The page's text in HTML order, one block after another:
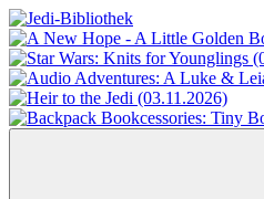
Zum
Inhalt
springen
Jedi-
Bibliothek
Das
Portal
für
Star
Wars-